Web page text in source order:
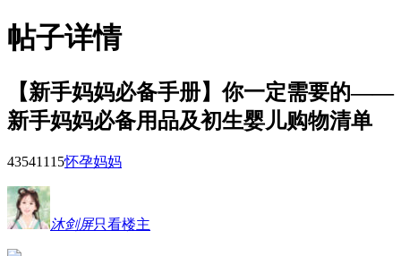
帖子详情
【新手妈妈必备手册】你一定需要的——
新手妈妈必备用品及初生婴儿购物清单
43541 115怀孕妈妈
沐剑屏只看楼主